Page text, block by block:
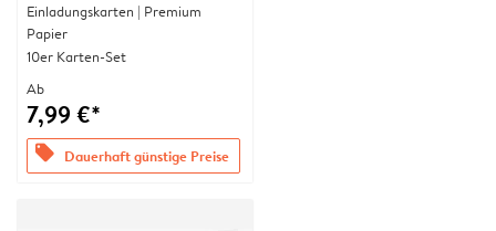
Einladungskarten | Premium
Papier
10er Karten-Set
Ab
7,99 €*
offers Dauerhaft günstige Preise